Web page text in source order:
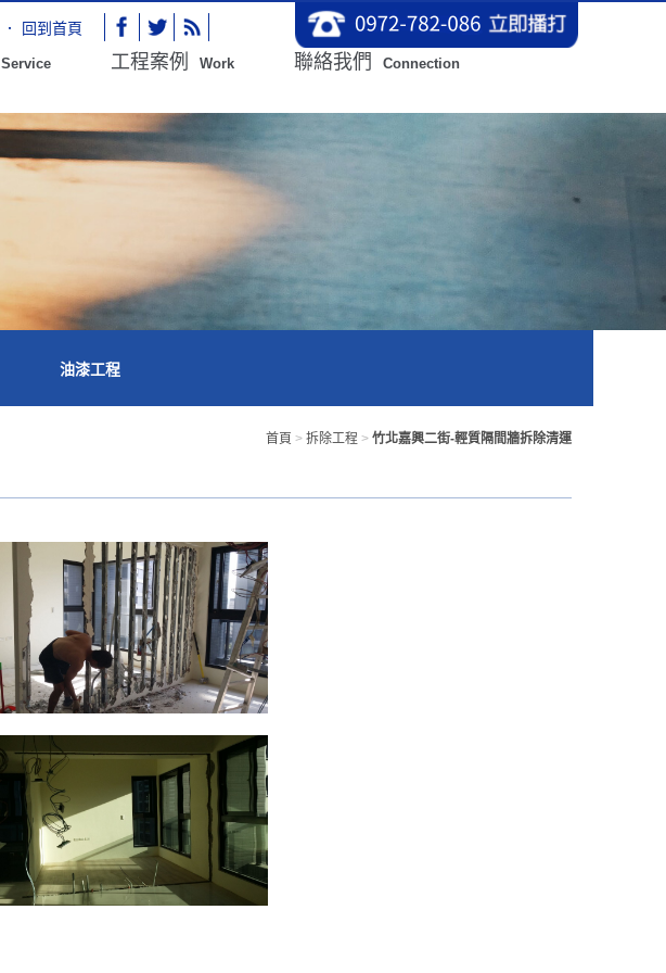
． 回到首頁
Service 工程案例 Work 聯絡我們 Connection
油漆工程
首頁 > 拆除工程 > 竹北嘉興二街-輕質隔間牆拆除清運